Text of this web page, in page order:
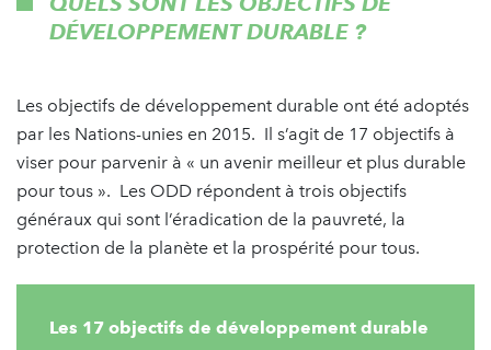
DÉVELOPPEMENT DURABLE ?
Les objectifs de développement durable ont été adoptés
par les Nations-unies en 2015. Il s’agit de 17 objectifs à
viser pour parvenir à « un avenir meilleur et plus durable
pour tous ». Les ODD répondent à trois objectifs
généraux qui sont l’éradication de la pauvreté, la
protection de la planète et la prospérité pour tous.
Les 17 objectifs de développement durable